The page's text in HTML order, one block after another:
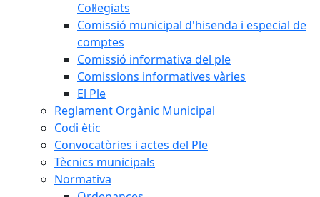
Col·legiats
Comissió municipal d'hisenda i especial de
comptes
Comissió informativa del ple
Comissions informatives vàries
El Ple
Reglament Orgànic Municipal
Codi ètic
Convocatòries i actes del Ple
Tècnics municipals
Normativa